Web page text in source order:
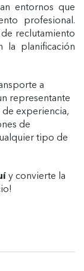
entornos que
profesional.
reclutamiento
la planificación
a
representante
de experiencia,
de
tipo de
y convierte la